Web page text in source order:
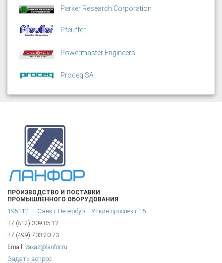
Parker Research Corporation
Pfeuffer
Powermaster Engineers
Proceq SA
ПРОИЗВОДСТВО И ПОСТАВКИ
ПРОМЫШЛЕННОГО ОБОРУДОВАНИЯ
195112, г. Санкт-Петербург, Уткин проспект 15
+7 (812) 309-05-12
+7 (499) 703-20-73
Email: zakaz@lanfor.ru
Задать вопрос